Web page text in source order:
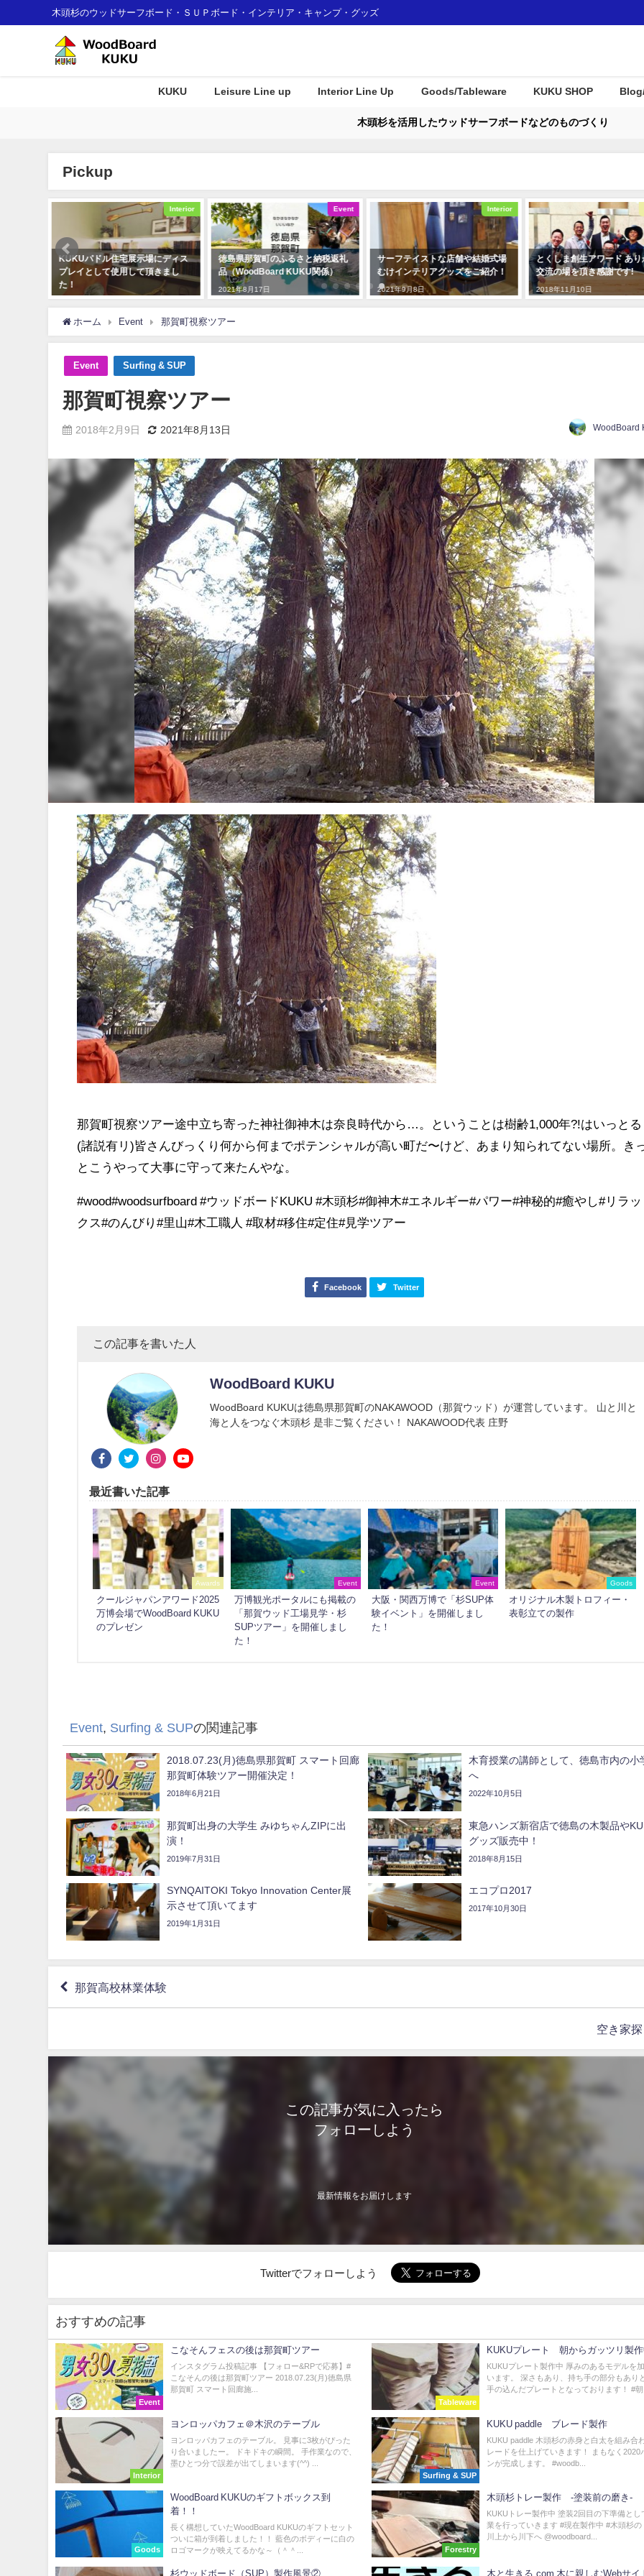
木頭杉のウッドサーフボード・ＳＵＰボード・インテリア・キャンプ・グッズ
KUKU Leisure Line up Interior Line Up Goods/Tableware KUKU SHOP
木頭杉を活用したウッドサーフボードなどのものづくり
Pickup
ドル住宅展示場にディス
して使用して頂きまし
Event
徳島県那賀町のふるさと納税返礼
品（WoodBoard KUKU関係）
2021年8月17日
Interior
サーフテイストな店舗や結婚式場
むけインテリアグッズをご紹介！
2021年9月8日
とくしま創生アワード ありがたい
交流の場を頂き感謝です!
2018年11月10日
沖縄に
「
介！
ホーム Event 那賀町視察ツアー
Event Surfing & SUP
那賀町視察ツアー
2018年2月9日 2021年8月13日 WoodBoard
那賀町視察ツアー途中立ち寄った神社御神木は奈良時代から…。ということは樹齢1,000年?!はいっとる
(諸説有リ)皆さんびっくり何から何までポテンシャルが高い町だ〜けど、あまり知られてない場所。き
とこうやって大事に守って来たんやな。
#wood#woodsurfboard #ウッドボードKUKU #木頭杉#御神木#エネルギー#パワー#神秘的#癒やし#リラッ
クス#のんびり#里山#木工職人 #取材#移住#定住#見学ツアー
Facebook Twitter
この記事を書いた人
WoodBoard KUKU
WoodBoard KUKUは徳島県那賀町のNAKAWOOD（那賀ウッド）が運営しています。 山と川と
海と人をつなぐ木頭杉 是非ご覧ください！ NAKAWOOD代表 庄野
最近書いた記事
Awards
クールジャパンアワード2025
万博会場でWoodBoard KUKU
のプレゼン
Event
万博観光ポータルにも掲載の
「那賀ウッド工場見学・杉
SUPツアー」を開催しまし
た！
Event
大阪・関西万博で「杉SUP体
験イベント」を開催しまし
た！
Goods
オリジナル木製トロフィー・
表彰立ての製作
Event, Surfing & SUPの関連記事
2018.07.23(月)徳島県那賀町 スマート回廊
那賀町体験ツアー開催決定！
2018年6月21日
木育授業の講師として、徳島市内の小
へ
2022年10月5日
那賀町出身の大学生 みゆちゃんZIPに出
演！
2019年7月31日
東急ハンズ新宿店で徳島の木製品や
グッズ販売中！
2018年8月15日
SYNQAITOKI Tokyo Innovation Center展
示させて頂いてます
2019年1月31日
エコプロ2017
2017年10月30日
那賀高校林業体験
空き家
この記事が気に入ったら
フォローしよう
最新情報をお届けします
Twitterでフォローしよう
おすすめの記事
Event
こなそんフェスの後は那賀町ツアー
インスタグラム投稿記事 【フォロー&RPで応募】#
こなそんの後は那賀町ツアー 2018.07.23(月)徳島県
那賀町 スマート回廊施...
Tableware
KUKUプレート 朝からガッツリ製
KUKUプレート製作中 厚みのあるモデルを
います。 深さもあり、持ち手の部分もあり
手の込んだプレートとなっております！ #
Interior
ヨンロッパカフェ＠木沢のテーブル
ヨンロッパカフェのテーブル。 見事に3枚がぴった
り合いましたー。 ドキドキの瞬間。 手作業なので、
墨ひとつ分で誤差が出てしまいます(^^) ...
Surfing & SUP
KUKU paddle ブレード製作
KUKU paddle 木頭杉の赤身と白太を組み合
レードを仕上げていきます！ まもなく2020
ンが完成します。 #woodb...
Goods
WoodBoard KUKUのギフトボックス到
着！！
長く構想していたWoodBoard KUKUのギフトセット
ついに箱が到着しました！！ 藍色のボディーに白の
ロゴマークが映えてるかな～（＾＾...
Forestry
木頭杉トレー製作 -塗装前の磨き-
KUKUトレー製作中 塗装2回目の下準備とし
業を行っていきます #現在製作中 #木頭杉の
川上から川下へ @woodboard...
杉ウッドボード（SUP）製作風景② 木と生きる.com 木に親しむWebサイト